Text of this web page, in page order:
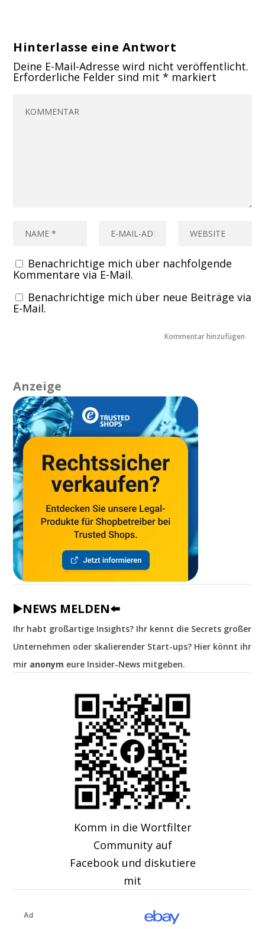
Hinterlasse eine Antwort
Deine E-Mail-Adresse wird nicht veröffentlicht.
Erforderliche Felder sind mit* markiert
Benachrichtige mich über nachfolgende
Kommentare via E-Mail.
Benachrichtige mich über neue Beiträge via
E-Mail.
Anzeige
▶️NEWS MELDEN⬅️
Ihr habt großartige Insights? Ihr kennt die Secrets großer
Unternehmen oder skalierender Start-ups? Hier könnt ihr
mir anonym eure Insider-News mitgeben.
Komm in die Wortfilter
Community auf
Facebook und diskutiere
mit